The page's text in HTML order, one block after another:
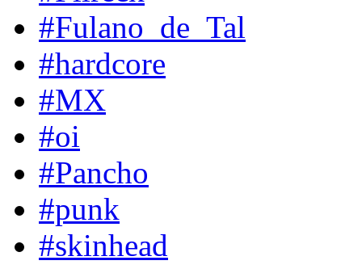
#Fulano_de_Tal
#hardcore
#MX
#oi
#Pancho
#punk
#skinhead